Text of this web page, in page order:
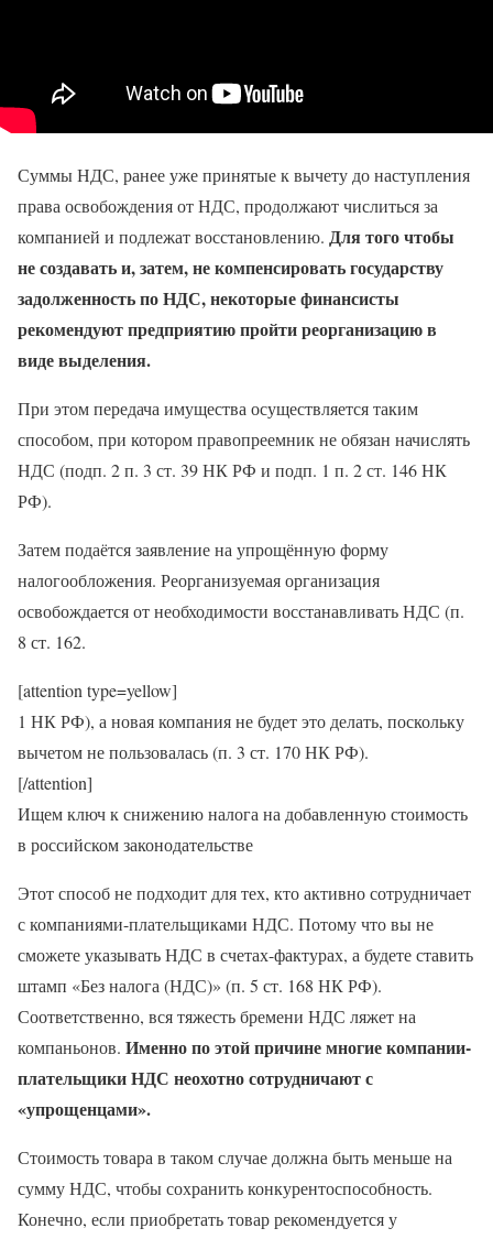
Суммы НДС, ранее уже принятые к вычету до наступления
права освобождения от НДС, продолжают числиться за
компанией и подлежат восстановлению. Для того чтобы
не создавать и, затем, не компенсировать государству
задолженность по НДС, некоторые финансисты
рекомендуют предприятию пройти реорганизацию в
виде выделения.
При этом передача имущества осуществляется таким
способом, при котором правопреемник не обязан начислять
НДС (подп. 2 п. 3 ст. 39 НК РФ и подп. 1 п. 2 ст. 146 НК
РФ).
Затем подаётся заявление на упрощённую форму
налогообложения. Реорганизуемая организация
освобождается от необходимости восстанавливать НДС (п.
8 ст. 162.
[attention type=yellow]
1 НК РФ), а новая компания не будет это делать, поскольку
вычетом не пользовалась (п. 3 ст. 170 НК РФ).
[/attention]
Ищем ключ к снижению налога на добавленную стоимость
в российском законодательстве
Этот способ не подходит для тех, кто активно сотрудничает
с компаниями-плательщиками НДС. Потому что вы не
сможете указывать НДС в счетах-фактурах, а будете ставить
штамп «Без налога (НДС)» (п. 5 ст. 168 НК РФ).
Соответственно, вся тяжесть бремени НДС ляжет на
компаньонов. Именно по этой причине многие компании-
плательщики НДС неохотно сотрудничают с
«упрощенцами».
Стоимость товара в таком случае должна быть меньше на
сумму НДС, чтобы сохранить конкурентоспособность.
Конечно, если приобретать товар рекомендуется у